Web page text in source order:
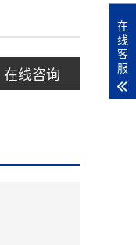
在线咨询
在
线
客
服